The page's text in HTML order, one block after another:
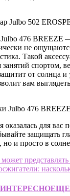
476 BREEZE
не
Такой
спортом,
от солнца и
вам
оказалась для вас
защищать
но и просто в
ЕЩЕ